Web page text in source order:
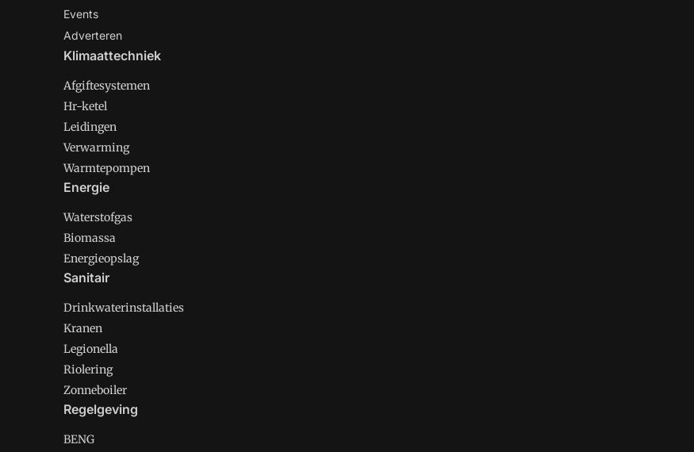
Events
Adverteren
Klimaattechniek
Afgiftesystemen
Hr-ketel
Leidingen
Verwarming
Warmtepompen
Energie
Waterstofgas
Biomassa
Energieopslag
Sanitair
Drinkwaterinstallaties
Kranen
Legionella
Riolering
Zonneboiler
Regelgeving
BENG